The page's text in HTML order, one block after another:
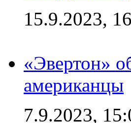
15.9.2023,
«Эвертон»
американцы
7.9.2023,